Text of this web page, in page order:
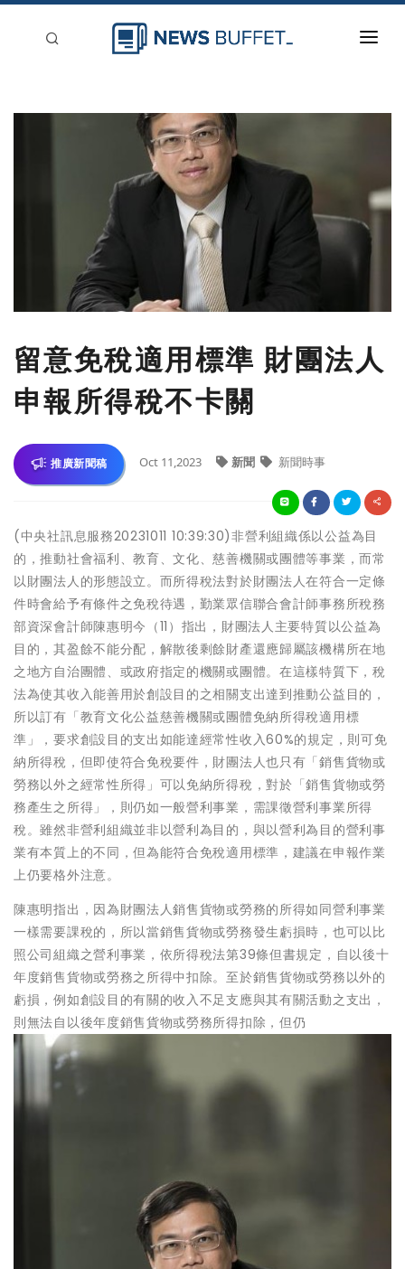
留意免稅適用標準 財團法人
申報所得稅不卡關
推廣新聞稿 Oct 11,2023 新聞 新聞時事
(中央社訊息服務20231011 10:39:30)非營利組織係以公益為目
的，推動社會福利、教育、文化、慈善機關或團體等事業，而常
以財團法人的形態設立。而所得稅法對於財團法人在符合一定條
件時會給予有條件之免稅待遇，勤業眾信聯合會計師事務所稅務
部資深會計師陳惠明今（11）指出，財團法人主要特質以公益為
目的，其盈餘不能分配，解散後剩餘財產還應歸屬該機構所在地
之地方自治團體、或政府指定的機關或團體。在這樣特質下，稅
法為使其收入能善用於創設目的之相關支出達到推動公益目的，
所以訂有「教育文化公益慈善機關或團體免納所得稅適用標
準」，要求創設目的支出如能達經常性收入60%的規定，則可免
納所得稅，但即使符合免稅要件，財團法人也只有「銷售貨物或
勞務以外之經常性所得」可以免納所得稅，對於「銷售貨物或勞
務產生之所得」，則仍如一般營利事業，需課徵營利事業所得
稅。雖然非營利組織並非以營利為目的，與以營利為目的營利事
業有本質上的不同，但為能符合免稅適用標準，建議在申報作業
上仍要格外注意。
陳惠明指出，因為財團法人銷售貨物或勞務的所得如同營利事業
一樣需要課稅的，所以當銷售貨物或勞務發生虧損時，也可以比
照公司組織之營利事業，依所得稅法第39條但書規定，自以後十
年度銷售貨物或勞務之所得中扣除。至於銷售貨物或勞務以外的
虧損，例如創設目的有關的收入不足支應與其有關活動之支出，
則無法自以後年度銷售貨物或勞務所得扣除，但仍